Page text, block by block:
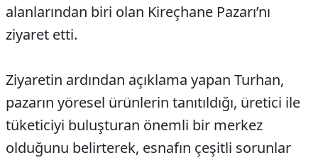
alanlarından biri olan Kireçhane Pazarı’nı
ziyaret etti.
Ziyaretin ardından açıklama yapan Turhan,
pazarın yöresel ürünlerin tanıtıldığı, üretici ile
tüketiciyi buluşturan önemli bir merkez
olduğunu belirterek, esnafın çeşitli sorunlar